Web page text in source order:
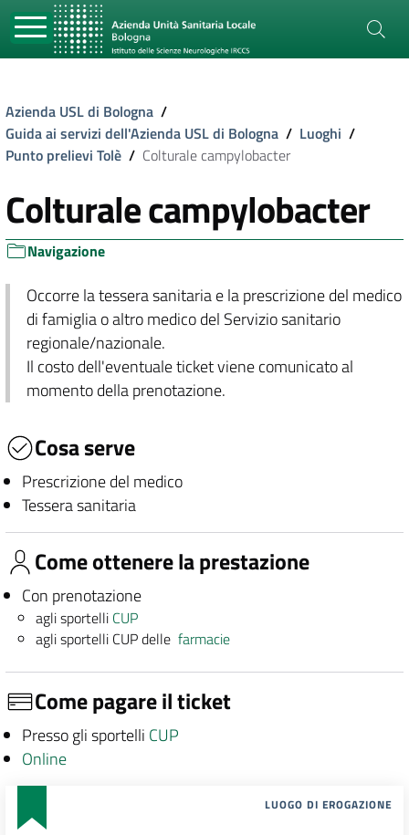
Azienda USL di Bologna /
Guida ai servizi dell'Azienda USL di Bologna / Luoghi /
Punto prelievi Tolè / Colturale campylobacter
Colturale campylobacter
Navigazione
Occorre la tessera sanitaria e la prescrizione del medico
di famiglia o altro medico del Servizio sanitario
regionale/nazionale.
Il costo dell'eventuale ticket viene comunicato al
momento della prenotazione.
Cosa serve
Prescrizione del medico
Tessera sanitaria
Come ottenere la prestazione
Con prenotazione
agli sportelli CUP
agli sportelli CUP dellefarmacie
Come pagare il ticket
Presso gli sportelli CUP
Online
LUOGO DI EROGAZIONE